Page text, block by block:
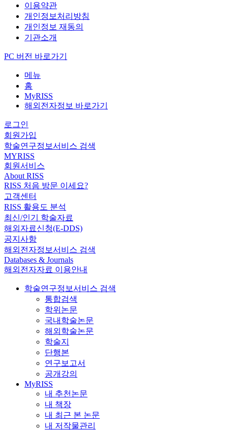
이용약관
개인정보처리방침
개인정보 재동의
기관소개
PC 버전 바로가기
메뉴
홈
MyRISS
해외전자정보 바로가기
로그인
회원가입
학술연구정보서비스 검색
MYRISS
회원서비스
About RISS
RISS 처음 방문 이세요?
고객센터
RISS 활용도 분석
최신/인기 학술자료
해외자료신청(E-DDS)
공지사항
해외전자정보서비스 검색
Databases & Journals
해외전자자료 이용안내
학술연구정보서비스 검색
통합검색
학위논문
국내학술논문
해외학술논문
학술지
단행본
연구보고서
공개강의
MyRISS
내 추천논문
내 책장
내 최근 본 논문
내 저작물관리